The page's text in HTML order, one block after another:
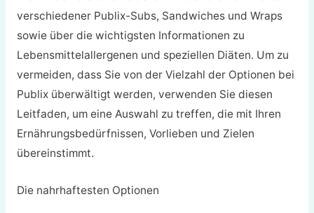
verschiedener Publix-Subs, Sandwiches und Wraps
sowie über die wichtigsten Informationen zu
Lebensmittelallergenen und speziellen Diäten. Um zu
vermeiden, dass Sie von der Vielzahl der Optionen bei
Publix überwältigt werden, verwenden Sie diesen
Leitfaden, um eine Auswahl zu treffen, die mit Ihren
Ernährungsbedürfnissen, Vorlieben und Zielen
übereinstimmt.
Die nahrhaftesten Optionen